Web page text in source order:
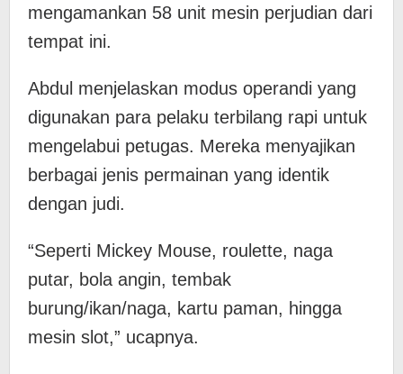
mengamankan 58 unit mesin perjudian dari
tempat ini.
Abdul menjelaskan modus operandi yang
digunakan para pelaku terbilang rapi untuk
mengelabui petugas. Mereka menyajikan
berbagai jenis permainan yang identik
dengan judi.
“Seperti Mickey Mouse, roulette, naga
putar, bola angin, tembak
burung/ikan/naga, kartu paman, hingga
mesin slot,” ucapnya.